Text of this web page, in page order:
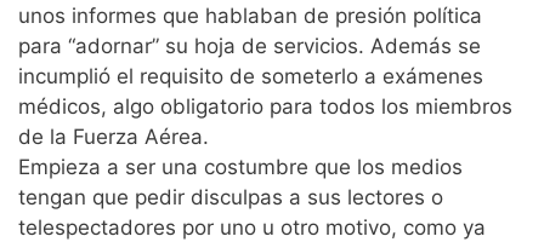
unos informes que hablaban de presión política
para “adornar” su hoja de servicios. Además se
incumplió el requisito de someterlo a exámenes
médicos, algo obligatorio para todos los miembros
de la Fuerza Aérea.
Empieza a ser una costumbre que los medios
tengan que pedir disculpas a sus lectores o
telespectadores por uno u otro motivo, como ya